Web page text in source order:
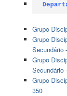
Grupo
Grupo
Secundário
Grupo
Secundário
Grupo
350